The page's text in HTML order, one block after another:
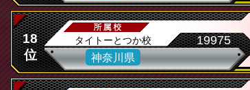
18
位
タイトーとつか校
神奈川県
19975